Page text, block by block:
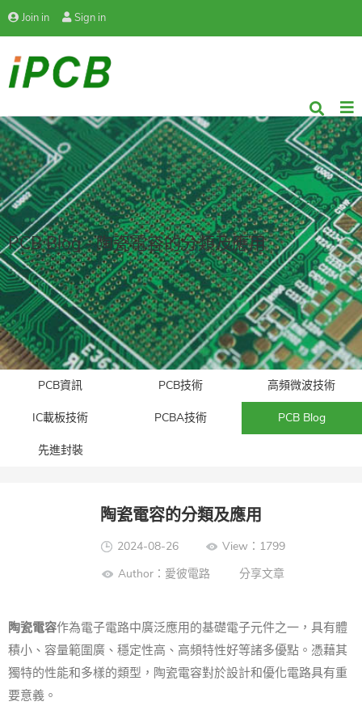
Join in Sign in
PCB Blog - 陶瓷電容的分類及應用
PCB資訊 PCB技術 高頻微波技術
IC載板技術 PCBA技術 PCB Blog
先進封裝​
陶瓷電容的分類及應用
2024-08-26
View：1799
Author：愛彼電路 分享文章
陶瓷電容作為電子電路中廣泛應用的基礎電子元件之一，具有體
積小、容量範圍廣、穩定性高、高頻特性好等諸多優點。憑藉其
獨特的性能和多樣的類型，陶瓷電容對於設計和優化電路具有重
要意義。